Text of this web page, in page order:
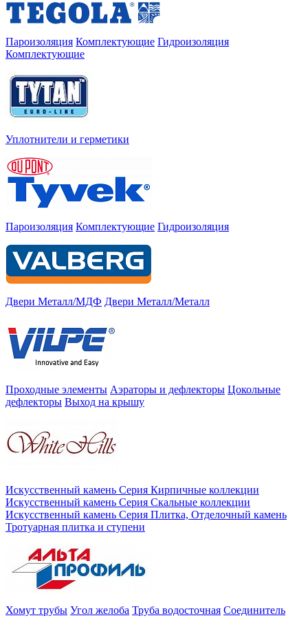
Пароизоляция Комплектующие Гидроизоляция
Комплектующие
Уплотнители и герметики
Пароизоляция Комплектующие Гидроизоляция
Двери Металл/МДФ Двери Металл/Металл
Проходные элементы Аэраторы и дефлекторы Цокольные
дефлекторы Выход на крышу
Искусственный камень Серия Кирпичные коллекции
Искусственный камень Серия Скальные коллекции
Искусственный камень Серия Плитка, Отделочный камень
Тротуарная плитка и ступени
Хомут трубы Угол желоба Труба водосточная Соединитель